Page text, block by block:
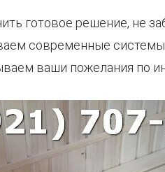
готовое решение, не
современные
ваши пожелания по